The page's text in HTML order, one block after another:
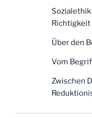
Richtigkeit
Über den
Vom
Zwischen